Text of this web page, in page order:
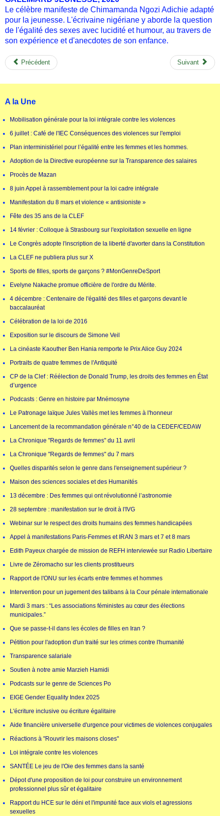
Le célèbre manifeste de Chimamanda Ngozi Adichie adapté
pour la jeunesse. L'écrivaine nigériane y aborde la question
de l'égalité des sexes avec lucidité et humour, au travers de
son expérience et d'anecdotes de son enfance.
Précédent Suivant
A la Une
Mobilisation générale pour la loi intégrale contre les violences
6 juillet : Café de l'IEC Conséquences des violences sur l'emploi
Plan interministériel pour l’égalité entre les femmes et les hommes.
Adoption de la Directive européenne sur la Transparence des salaires
Procès de Mazan
8 juin Appel à rassemblement pour la loi cadre intégrale
Manifestation du 8 mars et violence « antisioniste »
Fête des 35 ans de la CLEF
14 février : Colloque à Strasbourg sur l'exploitation sexuelle en ligne
Le Congrès adopte l'inscription de la liberté d'avorter dans la Constitution
La CLEF ne publiera plus sur X
Sports de filles, sports de garçons ? #MonGenreDeSport
Evelyne Nakache promue officière de l'ordre du Mérite.
4 décembre : Centenaire de l'égalité des filles et garçons devant le
baccalauréat
Célébration de la loi de 2016
Exposition sur le discours de Simone Veil
La cinéaste Kaouther Ben Hania remporte le Prix Alice Guy 2024
Portraits de quatre femmes de l'Antiquité
CP de la Clef : Réélection de Donald Trump, les droits des femmes en État
d’urgence
Podcasts : Genre en histoire par Mnémosyne
Le Patronage laïque Jules Vallès met les femmes à l'honneur
Lancement de la recommandation générale n°40 de la CEDEF/CEDAW
La Chronique "Regards de femmes" du 11 avril
La Chronique "Regards de femmes" du 7 mars
Quelles disparités selon le genre dans l'enseignement supérieur ?
Maison des sciences sociales et des Humanités
13 décembre : Des femmes qui ont révolutionné l’astronomie
28 septembre : manifestation sur le droit à l'IVG
Webinar sur le respect des droits humains des femmes handicapées
Appel à manifestations Paris-Femmes et IRAN 3 mars et 7 et 8 mars
Edith Payeux chargée de mission de REFH interviewée sur Radio Libertaire
Livre de Zéromacho sur les clients prostitueurs
Rapport de l'ONU sur les écarts entre femmes et hommes
Intervention pour un jugement des talibans à la Cour pénale internationale
Mardi 3 mars : “Les associations féministes au cœur des élections
municipales.”
Que se passe-t-il dans les écoles de filles en Iran ?
Pétition pour l'adoption d'un traité sur les crimes contre l'humanité
Transparence salariale
Soutien à notre amie Marzieh Hamidi
Podcasts sur le genre de Sciences Po
EIGE Gender Equality Index 2025
L'écriture inclusive ou écriture égalitaire
Aide financière universelle d'urgence pour victimes de violences conjugales
Réactions à "Rouvrir les maisons closes"
Loi intégrale contre les violences
SANTÉE Le jeu de l'Oie des femmes dans la santé
Dépot d'une proposition de loi pour construire un environnement
professionnel plus sûr et égalitaire
Rapport du HCE sur le déni et l'impunité face aux viols et agressions
sexuelles